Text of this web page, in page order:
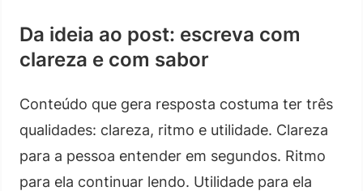
Da ideia ao post: escreva com
clareza e com sabor
Conteúdo que gera resposta costuma ter três
qualidades: clareza, ritmo e utilidade. Clareza
para a pessoa entender em segundos. Ritmo
para ela continuar lendo. Utilidade para ela